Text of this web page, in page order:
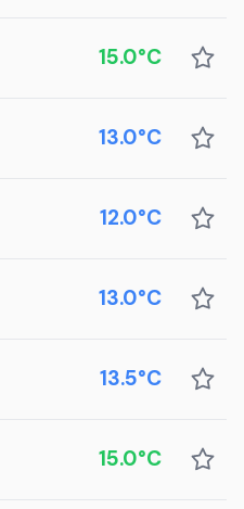
15.0°C
13.0°C
12.0°C
13.0°C
13.5°C
15.0°C